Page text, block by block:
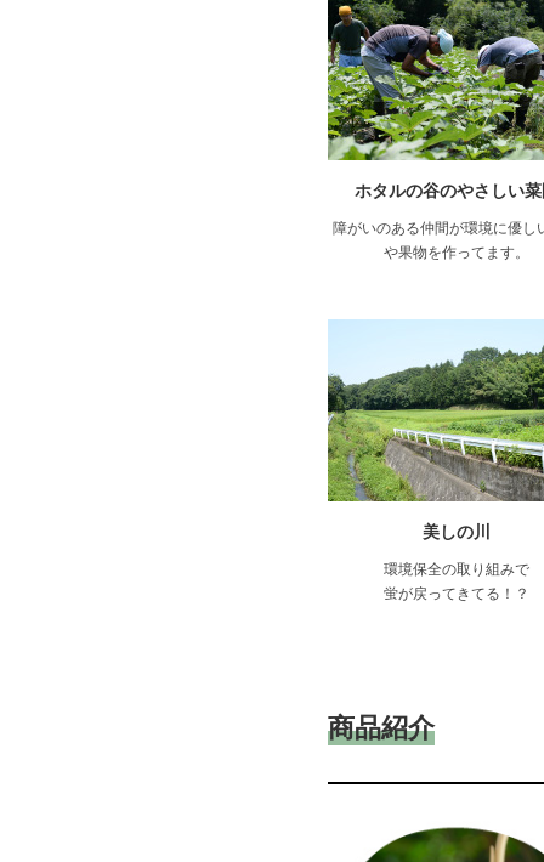
ホタルの谷のやさしい
障がいのある仲間が環境に優し
や果物を作ってます。
美しの川
環境保全の取り組みで
蛍が戻ってきてる！？
商品紹介